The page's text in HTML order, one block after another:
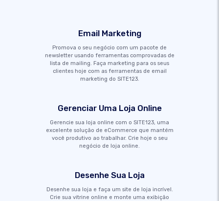
Email Marketing
Promova o seu negócio com um pacote de
newsletter usando ferramentas comprovadas de
lista de mailing. Faça marketing para os seus
clientes hoje com as ferramentas de email
marketing do SITE123.
Gerenciar Uma Loja Online
Gerencie sua loja online com o SITE123, uma
excelente solução de eCommerce que mantém
você produtivo ao trabalhar. Crie hoje o seu
negócio de loja online.
Desenhe Sua Loja
Desenhe sua loja e faça um site de loja incrível.
Crie sua vitrine online e monte uma exibição